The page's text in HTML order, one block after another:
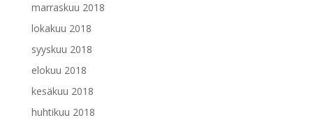
marraskuu 2018
lokakuu 2018
syyskuu 2018
elokuu 2018
kesäkuu 2018
huhtikuu 2018